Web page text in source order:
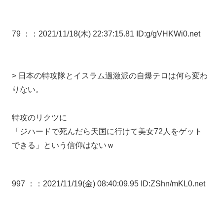
79 ： ：2021/11/18(木) 22:37:15.81 ID:g/gVHKWi0.net
> 日本の特攻隊とイスラム過激派の自爆テロは何ら変わ
りない。
特攻のリクツに
「ジハードで死んだら天国に行けて美女72人をゲット
できる」という信仰はないｗ
997 ： ：2021/11/19(金) 08:40:09.95 ID:ZShn/mKL0.net